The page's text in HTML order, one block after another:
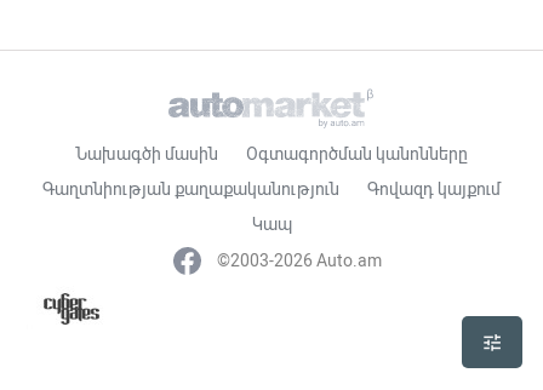

Նախագծի մասին
Օգտագործման կանոնները
Գաղտնիության քաղաքականություն
Գովազդ կայքում
Կապ
©2003-2026 Auto.am